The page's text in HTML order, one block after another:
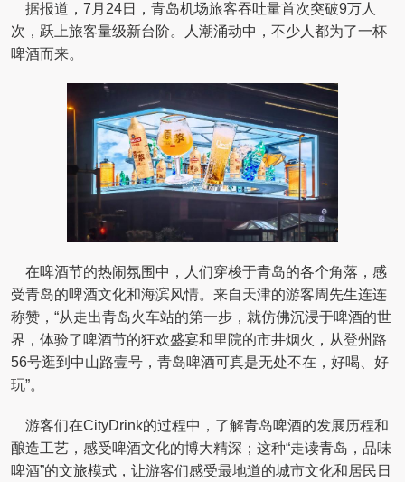
据报道，7月24日，青岛机场旅客吞吐量首次突破9万人
次，跃上旅客量级新台阶。人潮涌动中，不少人都为了一杯
啤酒而来。
在啤酒节的热闹氛围中，人们穿梭于青岛的各个角落，感
受青岛的啤酒文化和海滨风情。来自天津的游客周先生连连
称赞，“从走出青岛火车站的第一步，就仿佛沉浸于啤酒的世
界，体验了啤酒节的狂欢盛宴和里院的市井烟火，从登州路
56号逛到中山路壹号，青岛啤酒可真是无处不在，好喝、好
玩”。
游客们在CityDrink的过程中，了解青岛啤酒的发展历程和
酿造工艺，感受啤酒文化的博大精深；这种“走读青岛，品味
啤酒”的文旅模式，让游客们感受最地道的城市文化和居民日